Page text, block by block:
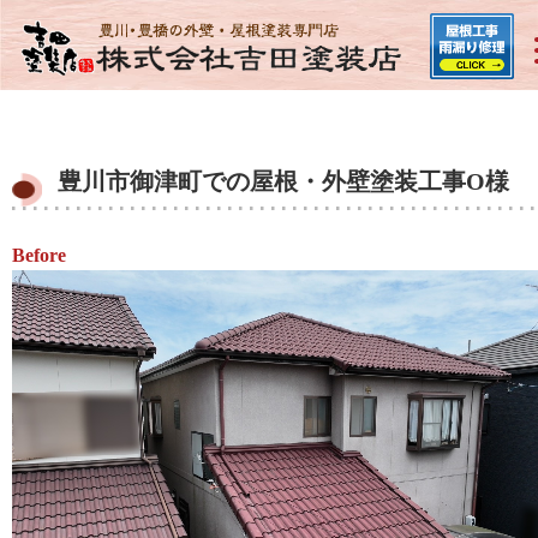
豊川市御津町での屋根・外壁塗装工事O様
Before